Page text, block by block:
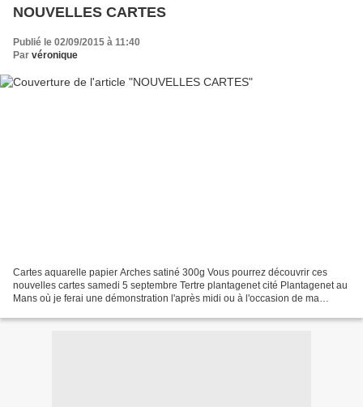
NOUVELLES CARTES
Publié le 02/09/2015 à 11:40
Par véronique
Cartes aquarelle papier Arches satiné 300g Vous pourrez découvrir ces
nouvelles cartes samedi 5 septembre Tertre plantagenet cité Plantagenet au
Mans où je ferai une démonstration l'après midi ou à l'occasion de ma